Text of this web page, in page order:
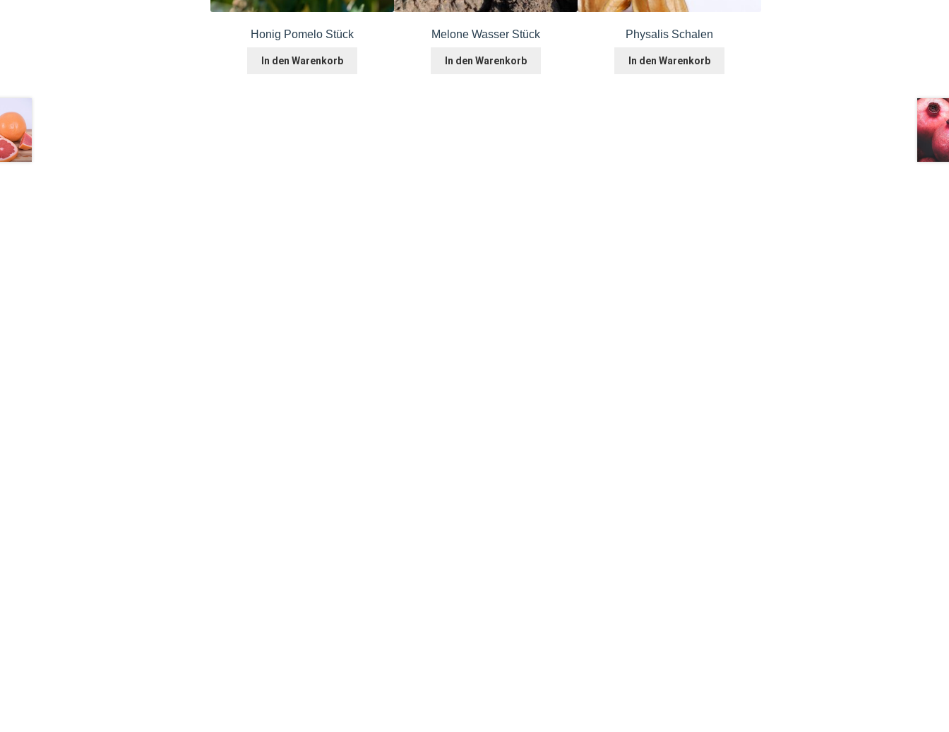
Honig Pomelo Stück
In den Warenkorb
Melone Wasser Stück
In den Warenkorb
Physalis Schalen
In den Warenkorb